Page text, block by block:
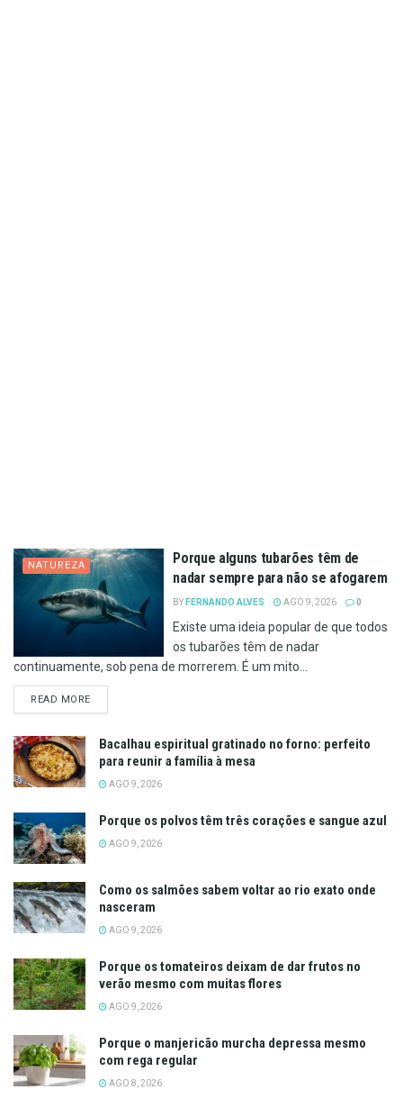
NATUREZA
Porque alguns tubarões têm de
nadar sempre para não se afogarem
BY FERNANDO ALVES AGO 9, 2026 0
Existe uma ideia popular de que todos
os tubarões têm de nadar
continuamente, sob pena de morrerem. É um mito...
READ MOREDETAILS
Bacalhau espiritual gratinado no forno: perfeito
para reunir a família à mesa
AGO 9, 2026
Porque os polvos têm três corações e sangue azul
AGO 9, 2026
Como os salmões sabem voltar ao rio exato onde
nasceram
AGO 9, 2026
Porque os tomateiros deixam de dar frutos no
verão mesmo com muitas flores
AGO 9, 2026
Porque o manjericão murcha depressa mesmo
com rega regular
AGO 8, 2026